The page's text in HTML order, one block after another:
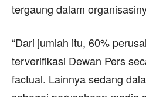
tergaung dalam
“Dari jumlah itu, 60%
terverifikasi Dewan Pers
factual. Lainnya sedang